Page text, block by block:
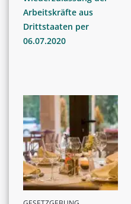
Arbeitskräfte aus
Drittstaaten per
06.07.2020